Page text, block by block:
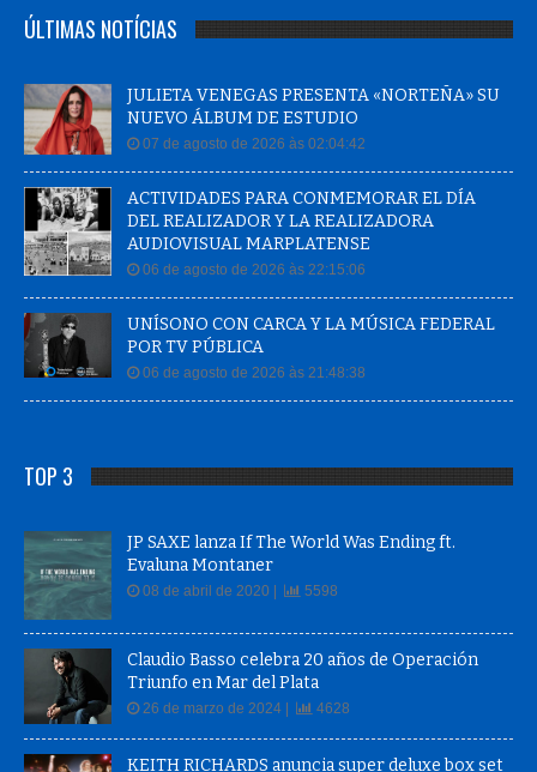
ÚLTIMAS NOTÍCIAS
JULIETA VENEGAS PRESENTA «NORTEÑA» SU
NUEVO ÁLBUM DE ESTUDIO
07 de agosto de 2026 às 02:04:42
ACTIVIDADES PARA CONMEMORAR EL DÍA
DEL REALIZADOR Y LA REALIZADORA
AUDIOVISUAL MARPLATENSE
06 de agosto de 2026 às 22:15:06
UNÍSONO CON CARCA Y LA MÚSICA FEDERAL
POR TV PÚBLICA
06 de agosto de 2026 às 21:48:38
TOP 3
JP SAXE lanza If The World Was Ending ft.
Evaluna Montaner
08 de abril de 2020 | 5598
Claudio Basso celebra 20 años de Operación
Triunfo en Mar del Plata
26 de marzo de 2024 | 4628
KEITH RICHARDS anuncia super deluxe box set